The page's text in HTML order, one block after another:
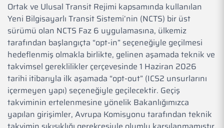
Ortak ve Ulusal Transit Rejimi kapsamında kullanılan
Yeni Bilgisayarlı Transit Sistemi’nin (NCTS) bir üst
sürümü olan NCTS Faz 6 uygulamasına, ülkemiz
tarafından başlangıçta “opt-in” seçeneğiyle geçilmesi
hedeflenmiş olmakla birlikte, gelinen aşamada teknik ve
takvimsel gereklilikler çerçevesinde 1 Haziran 2026
tarihi itibarıyla ilk aşamada “opt-out” (ICS2 unsurlarını
içermeyen yapı) seçeneğiyle geçilecektir. Geçiş
takviminin ertelenmesine yönelik Bakanlığımızca
yapılan girişimler, Avrupa Komisyonu tarafından teknik